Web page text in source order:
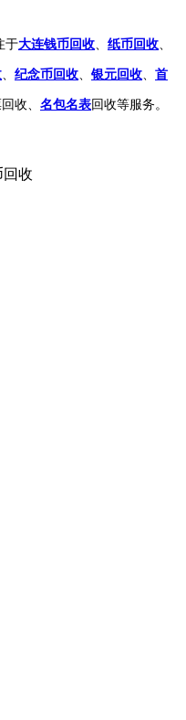
于大连钱币回收 纸币回收
纪念币回收 银元回收 首
收、 名包名表 回收等服务。